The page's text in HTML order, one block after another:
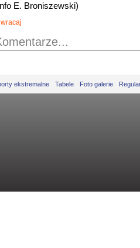
E. Broniszewski)
wracaj
ekstremalne Tabele Foto galerie